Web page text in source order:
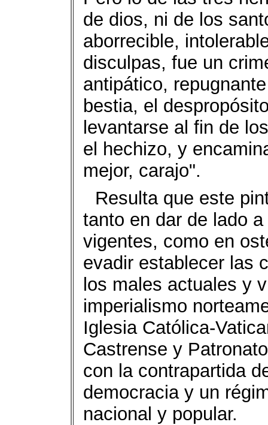
de dios, ni de los
aborrecible,
disculpas, fue un
antipático,
bestia, el
levantarse al fin de
el hechizo, y
mejor, carajo".
Resulta que este
tanto en dar de lado
vigentes, como en
evadir establecer las
los males actuales y
imperialismo
Iglesia Católica-
Castrense y
con la contrapartida
democracia y un
nacional y popular.